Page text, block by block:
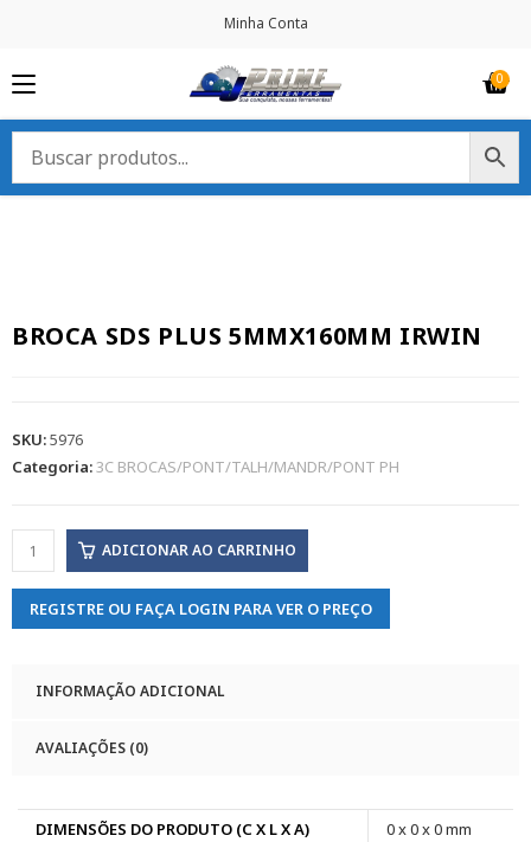
Minha Conta
BROCA SDS PLUS 5MMX160MM IRWIN
SKU:5976
Categoria:3C BROCAS/PONT/TALH/MANDR/PONT PH
ADICIONAR AO CARRINHO
REGISTRE OU FAÇA LOGIN PARA VER O PREÇO
INFORMAÇÃO ADICIONAL
AVALIAÇÕES (0)
DIMENSÕES DO PRODUTO (C X L X A)
0 x 0 x 0 mm